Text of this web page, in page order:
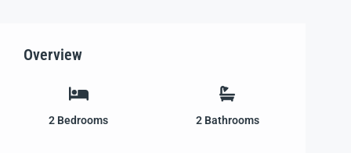
Overview
2 Bedrooms 2 Bathrooms